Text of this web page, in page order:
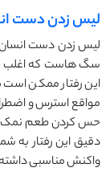
لیس زدن دست
لیس زدن دست
سگ هاست که اغلب
این رفتار ممکن است
مواقع استرس و
حس کردن طعم نمک
دقیق این رفتار به
واکنش مناسبی